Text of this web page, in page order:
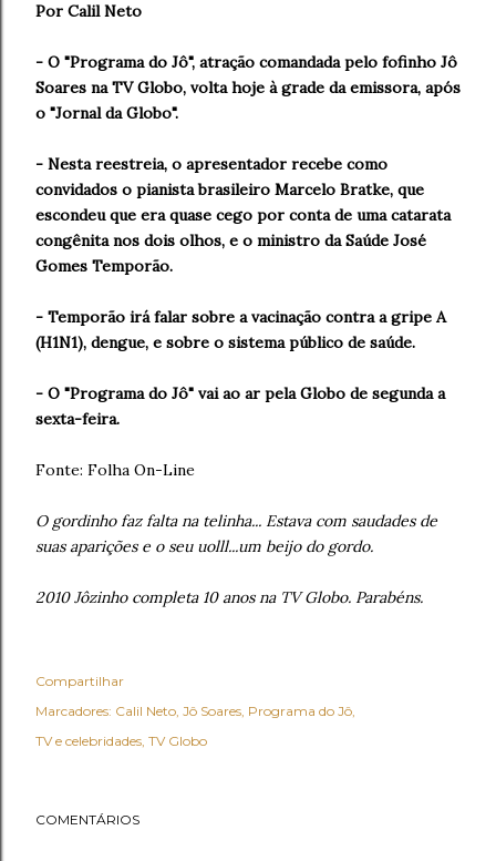
Por Calil Neto
- O "Programa do Jô", atração comandada pelo fofinho Jô
Soares na TV Globo, volta hoje à grade da emissora, após
o "Jornal da Globo".
- Nesta reestreia, o apresentador recebe como
convidados o pianista brasileiro Marcelo Bratke, que
escondeu que era quase cego por conta de uma catarata
congênita nos dois olhos, e o ministro da Saúde José
Gomes Temporão.
- Temporão irá falar sobre a vacinação contra a gripe A
(H1N1), dengue, e sobre o sistema público de saúde.
- O "Programa do Jô" vai ao ar pela Globo de segunda a
sexta-feira.
Fonte: Folha On-Line
O gordinho faz falta na telinha... Estava com saudades de
suas aparições e o seu uolll...um beijo do gordo.
2010 Jôzinho completa 10 anos na TV Globo. Parabéns.
Compartilhar
Marcadores: Calil Neto Jô Soares Programa do Jô
TV e celebridades TV Globo
COMENTÁRIOS